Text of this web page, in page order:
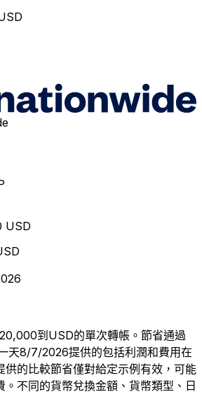
USD
到USD的單次轉帳。節省通過
天8/7/2026提供的包括利潤和費用在
供的比較節省僅對給定示例有效，可能
。不同的貨幣兌換金額、貨幣類型、日